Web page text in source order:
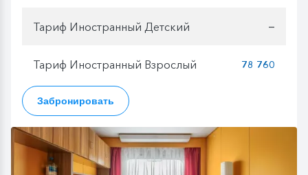
Тариф Иностранный Детский —
Тариф Иностранный Взрослый 78 760
Забронировать